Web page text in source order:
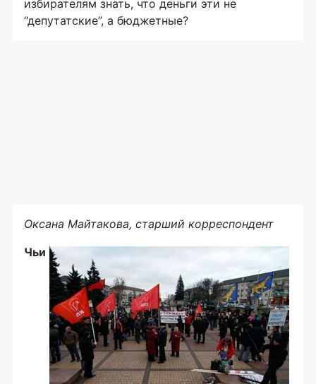
избирателям знать, что деньги эти не
“депутатские”, а бюджетные?
Оксана Майтакова, старший корреспондент
Чьи